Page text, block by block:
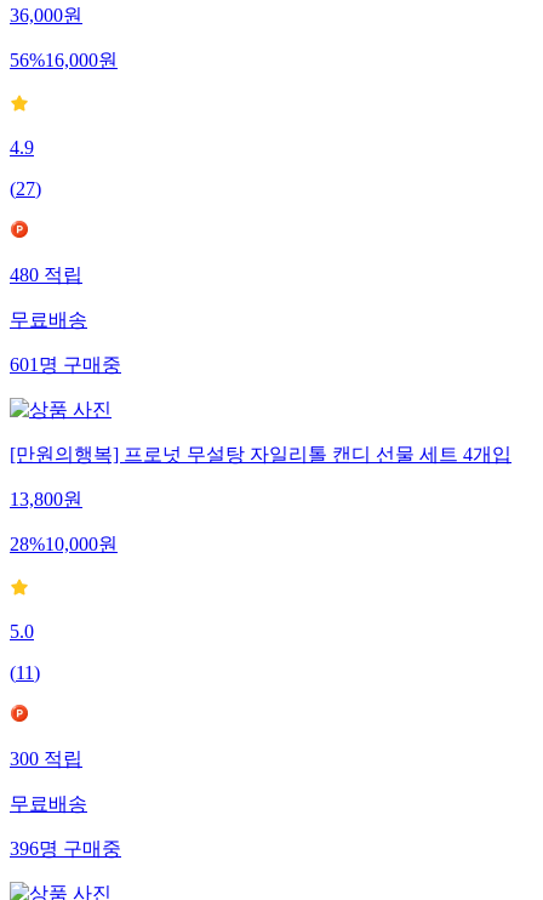
36,000원
56%16,000원
4.9
(27)
480적립
무료배송
601명구매중
[만원의행복] 프로넛 무설탕 자일리톨 캔디 선물 세트 4개입
13,800원
28%10,000원
5.0
(11)
300적립
무료배송
396명구매중